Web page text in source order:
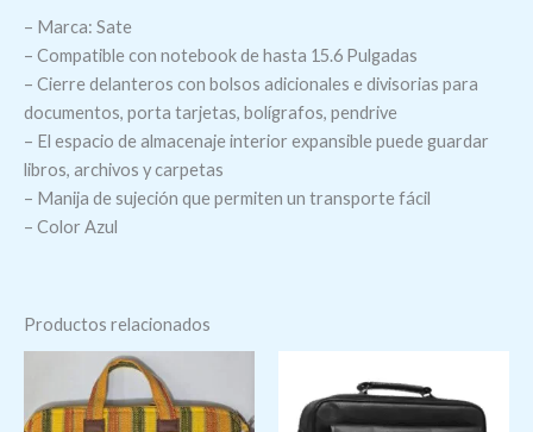
– Marca: Sate
– Compatible con notebook de hasta 15.6 Pulgadas
– Cierre delanteros con bolsos adicionales e divisorias para
documentos, porta tarjetas, bolígrafos, pendrive
– El espacio de almacenaje interior expansible puede guardar
libros, archivos y carpetas
– Manija de sujeción que permiten un transporte fácil
– Color Azul
Productos relacionados